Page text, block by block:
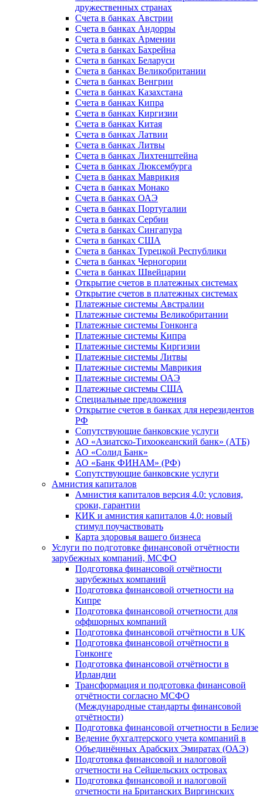
дружественных странах
Счета в банках Австрии
Счета в банках Андорры
Счета в банках Армении
Счета в банках Бахрейна
Счета в банках Беларуси
Счета в банках Великобритании
Счета в банках Венгрии
Счета в банках Казахстана
Счета в банках Кипра
Счета в банках Киргизии
Счета в банках Китая
Счета в банках Латвии
Счета в банках Литвы
Счета в банках Лихтенштейна
Счета в банках Люксембурга
Счета в банках Маврикия
Счета в банках Монако
Счета в банках ОАЭ
Счета в банках Португалии
Счета в банках Сербии
Счета в банках Сингапура
Счета в банках США
Счета в банках Турецкой Республики
Счета в банках Черногории
Счета в банках Швейцарии
Открытие счетов в платежных системах
Открытие счетов в платежных системах
Платежные системы Австралии
Платежные системы Великобритании
Платежные системы Гонконга
Платежные системы Кипра
Платежные системы Киргизии
Платежные системы Литвы
Платежные системы Маврикия
Платежные системы ОАЭ
Платежные системы США
Специальные предложения
Открытие счетов в банках для нерезидентов
РФ
Сопутствующие банковские услуги
АО «Азиатско-Тихоокеанский банк» (АТБ)
АО «Солид Банк»
АО «Банк ФИНАМ» (РФ)
Сопутствующие банковские услуги
Амнистия капиталов
Амнистия капиталов версия 4.0: условия,
сроки, гарантии
КИК и амнистия капиталов 4.0: новый
стимул поучаствовать
Карта здоровья вашего бизнеса
Услуги по подготовке финансовой отчётности
зарубежных компаний, МСФО
Подготовка финансовой отчётности
зарубежных компаний
Подготовка финансовой отчетности на
Кипре
Подготовка финансовой отчетности для
оффшорных компаний
Подготовка финансовой отчётности в UK
Подготовка финансовой отчётности в
Гонконге
Подготовка финансовой отчётности в
Ирландии
Трансформация и подготовка финансовой
отчётности согласно МСФО
(Международные стандарты финансовой
отчётности)
Подготовка финансовой отчетности в Белизе
Ведение бухгалтерского учета компаний в
Объединённых Арабских Эмиратах (ОАЭ)
Подготовка финансовой и налоговой
отчетности на Сейшельских островах
Подготовка финансовой и налоговой
отчетности на Британских Виргинских